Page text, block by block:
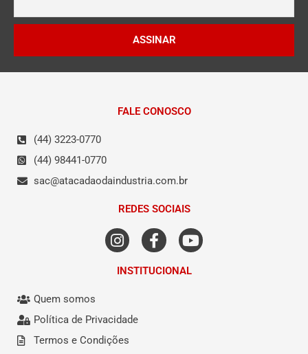
ASSINAR
FALE CONOSCO
(44) 3223-0770
(44) 98441-0770
sac@atacadaodaindustria.com.br
REDES SOCIAIS
INSTITUCIONAL
Quem somos
Política de Privacidade
Termos e Condições